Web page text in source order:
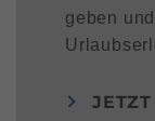
geben